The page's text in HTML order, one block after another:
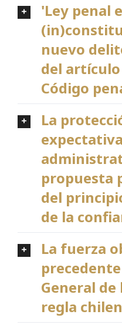
'Ley penal
nuevo
del artículo
Código
La
propuesta
del
de la
La fuerza
General de
regla